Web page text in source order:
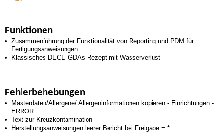
Funktionen
• Zusammenführung der Funktionalität von Reporting und PDM für
Fertigungsanweisungen
•
Klassisches DECL_GDAs-Rezept mit Wasserverlust
Fehlerbehebungen
•
Masterdaten/Allergene/ Allergeninformationen kopieren - Einrichtungen -
ERROR
• Text zur Kreuzkontamination
•
Herstellungsanweisungen leerer Bericht bei Freigabe = *